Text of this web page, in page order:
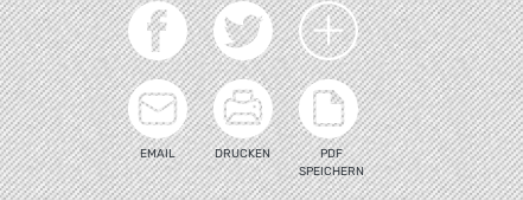
EMAIL DRUCKEN
PDF
SPEICHERN